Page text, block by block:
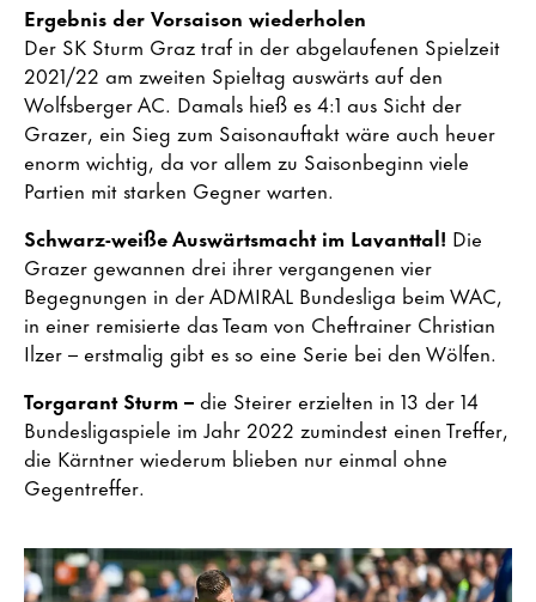
Ergebnis der Vorsaison wiederholen
Der SK Sturm Graz traf in der abgelaufenen Spielzeit
2021/22 am zweiten Spieltag auswärts auf den
Wolfsberger AC. Damals hieß es 4:1 aus Sicht der
Grazer, ein Sieg zum Saisonauftakt wäre auch heuer
enorm wichtig, da vor allem zu Saisonbeginn viele
Partien mit starken Gegner warten.
Schwarz-weiße Auswärtsmacht im Lavanttal! Die
Grazer gewannen drei ihrer vergangenen vier
Begegnungen in der ADMIRAL Bundesliga beim WAC,
in einer remisierte das Team von Cheftrainer Christian
Ilzer – erstmalig gibt es so eine Serie bei den Wölfen.
Torgarant Sturm – die Steirer erzielten in 13 der 14
Bundesligaspiele im Jahr 2022 zumindest einen Treffer,
die Kärntner wiederum blieben nur einmal ohne
Gegentreffer.